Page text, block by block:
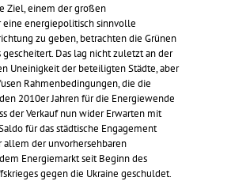
Ziel, einem der großen
eine energiepolitisch sinnvolle
zu geben, betrachten die Grünen
Das lag nicht zuletzt an der
Uneinigkeit der beteiligten Städte, aber
Rahmenbedingungen, die die
2010er Jahren für die Energiewende
der Verkauf nun wider Erwarten mit
für das städtische Engagement
allem der unvorhersehbaren
Energiemarkt seit Beginn des
gegen die Ukraine geschuldet.